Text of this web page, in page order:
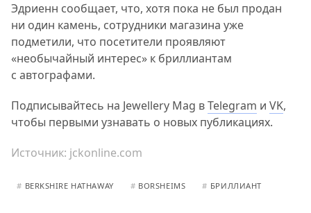
Эдриенн сообщает, что, хотя пока не был продан
ни один камень, сотрудники магазина уже
подметили, что посетители проявляют
«необычайный интерес» к бриллиантам
с автографами.
Подписывайтесь на Jewellery Mag вTelegram и VK,
чтобы первыми узнавать о новых публикациях.
Источник: jckonline.com
# BERKSHIRE HATHAWAY # BORSHEIMS # БРИЛЛИАНТ